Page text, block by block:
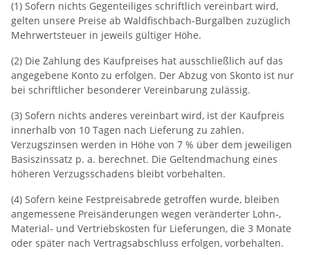
(1) Sofern nichts Gegenteiliges schriftlich vereinbart wird,
gelten unsere Preise ab Waldfischbach-Burgalben zuzüglich
Mehrwertsteuer in jeweils gültiger Höhe.
(2) Die Zahlung des Kaufpreises hat ausschließlich auf das
angegebene Konto zu erfolgen. Der Abzug von Skonto ist nur
bei schriftlicher besonderer Vereinbarung zulässig.
(3) Sofern nichts anderes vereinbart wird, ist der Kaufpreis
innerhalb von 10 Tagen nach Lieferung zu zahlen.
Verzugszinsen werden in Höhe von 7 % über dem jeweiligen
Basiszinssatz p. a. berechnet. Die Geltendmachung eines
höheren Verzugsschadens bleibt vorbehalten.
(4) Sofern keine Festpreisabrede getroffen wurde, bleiben
angemessene Preisänderungen wegen veränderter Lohn‐,
Material‐ und Vertriebskosten für Lieferungen, die 3 Monate
oder später nach Vertragsabschluss erfolgen, vorbehalten.